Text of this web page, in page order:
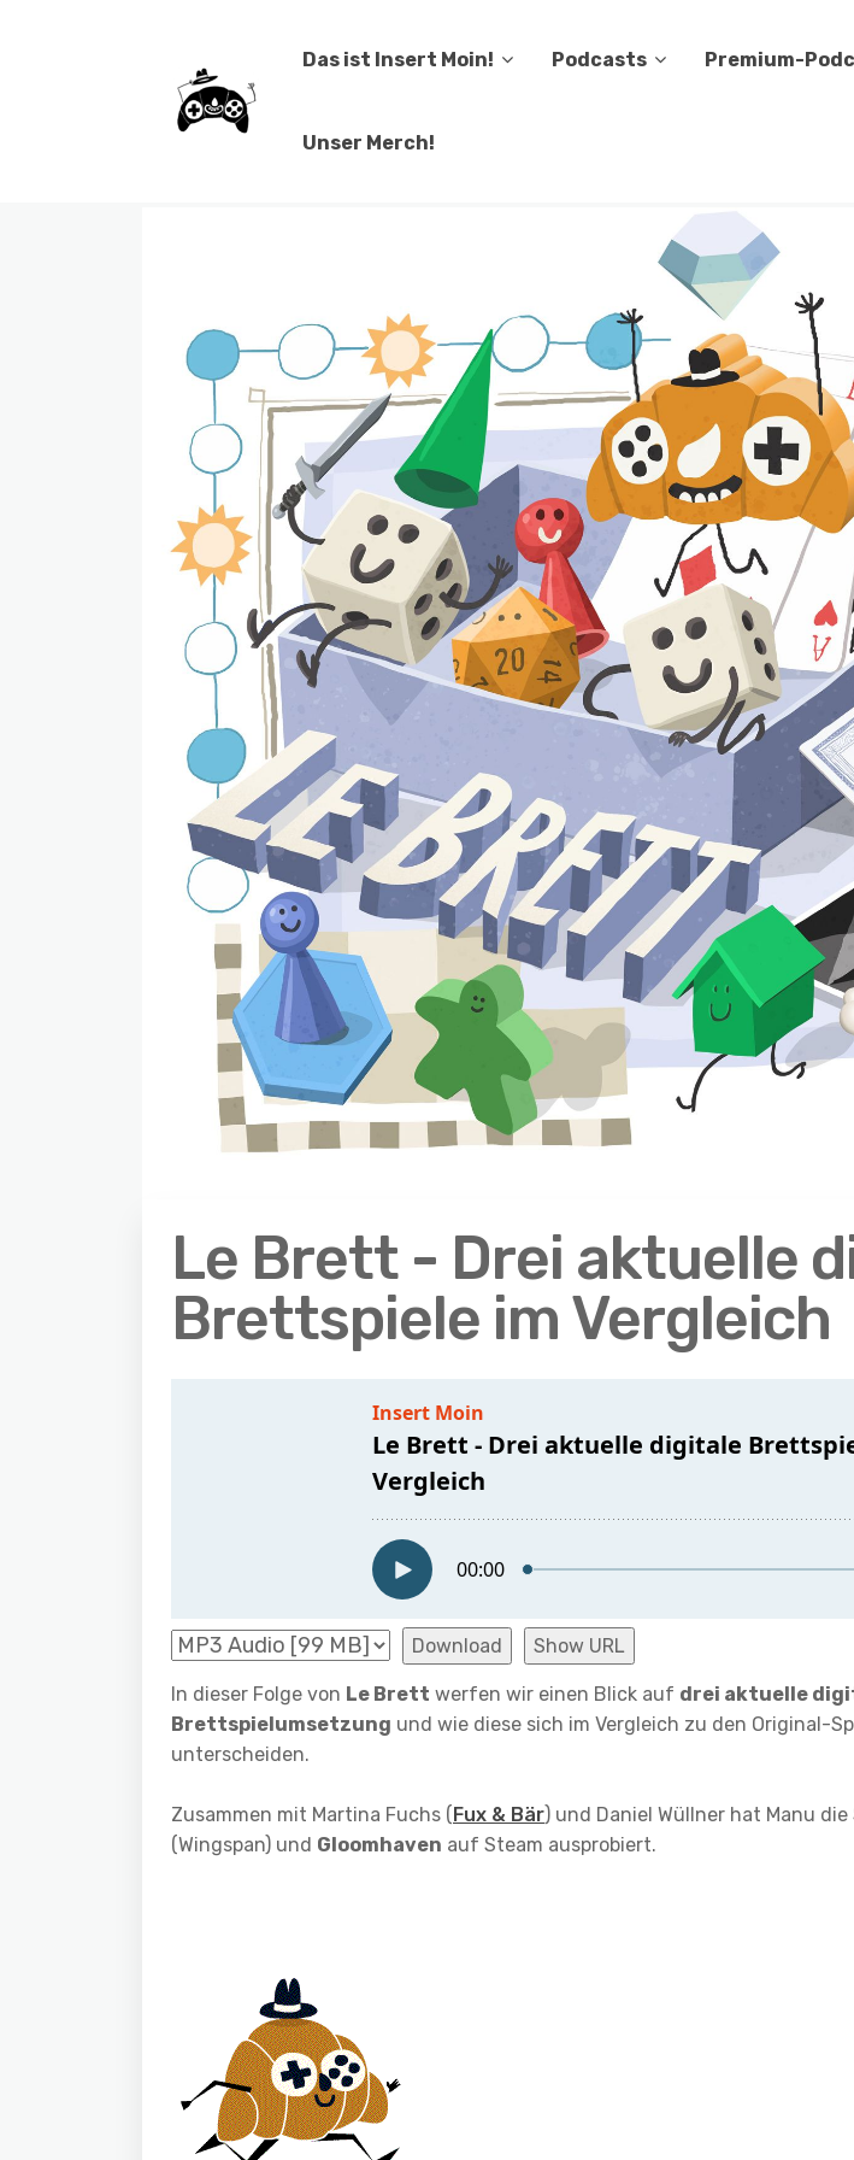
Das ist Insert Moin! Podcasts Premium-
Unser Merch!
Le Brett - Drei aktuelle
Brettspiele im Vergleich
Download Show URL
In dieser Folge von Le Brett werfen wir einen Blick auf drei aktuelle
Brettspielumsetzung und wie diese sich im Vergleich zu den Original-
unterscheiden.
Zusammen mit Martina Fuchs (Fux & Bär) und Daniel Wüllner hat Manu die
(Wingspan) und Gloomhaven auf Steam ausprobiert.